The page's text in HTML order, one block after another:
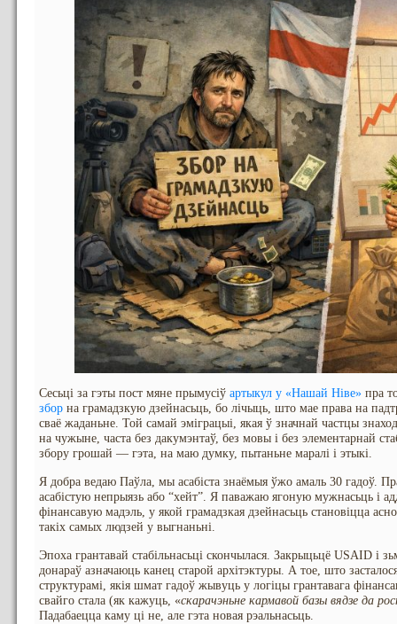
Сесьці за гэты пост мяне прымусіў артыкул у «Нашай Ніве» пра
збор на грамадзкую дзейнасьць, бо лічыць, што мае права на
сваё жаданьне. Той самай эміграцыі, якая ў значнай частцы
на чужыне, часта без дакумэнтаў, без мовы і без элементарнай
збору грошай — гэта, на маю думку, пытаньне маралі і этыкі.
Я добра ведаю Паўла, мы асабіста знаёмыя ўжо амаль 30 гадоў.
асабістую непрыязь або “хейт”. Я паважаю ягоную мужнасьць і
фінансавую мадэль, у якой грамадзкая дзейнасьць становіцца
такіх самых людзей у выгнаньні.
Эпоха грантавай стабільнасьці скончылася. Закрыцьцё USAID і
донараў азначаюць канец старой архітэктуры. А тое, што
структурамі, якія шмат гадоў жывуць у логіцы грантавага
свайго стала (як кажуць, «скарачэньне кармавой базы вядзе да
Падабаецца каму ці не, але гэта новая рэальнасьць.